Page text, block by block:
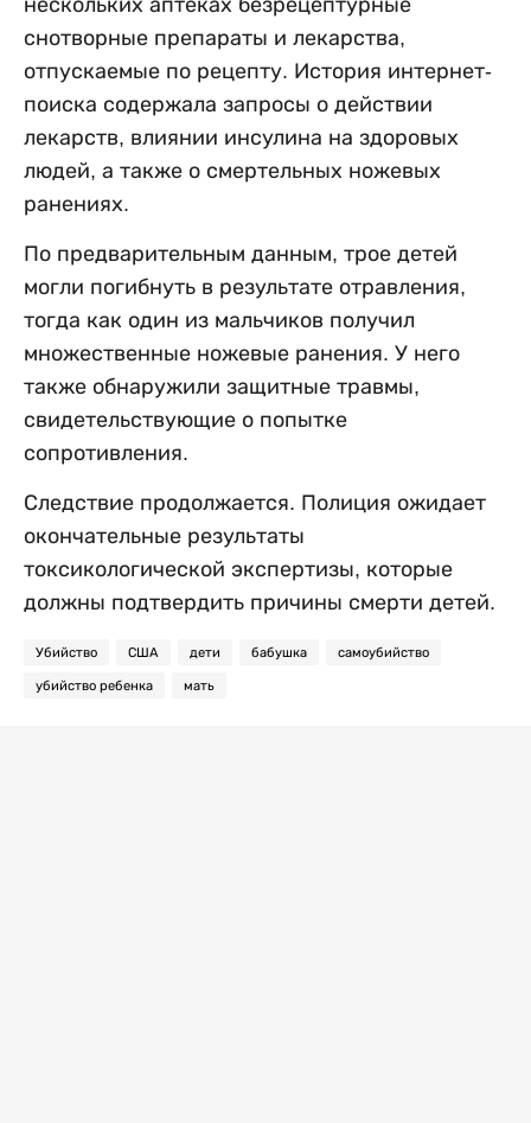
нескольких аптеках безрецептурные
снотворные препараты и лекарства,
отпускаемые по рецепту. История интернет-
поиска содержала запросы о действии
лекарств, влиянии инсулина на здоровых
людей, а также о смертельных ножевых
ранениях.
По предварительным данным, трое детей
могли погибнуть в результате отравления,
тогда как один из мальчиков получил
множественные ножевые ранения. У него
также обнаружили защитные травмы,
свидетельствующие о попытке
сопротивления.
Следствие продолжается. Полиция ожидает
окончательные результаты
токсикологической экспертизы, которые
должны подтвердить причины смерти детей.
Убийство США дети бабушка самоубийство
убийство ребенка мать